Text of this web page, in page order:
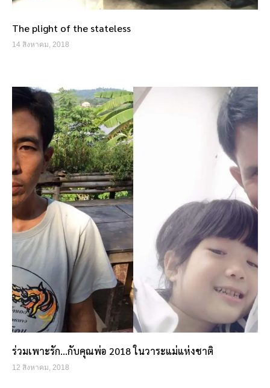
The plight of the stateless
14 สิงหาคม, 2018
ร่วมเพาะรัก…กับคุณพ่อ 2018 ในวาระแม่แห่งชาติ
12 สิงหาคม, 2018